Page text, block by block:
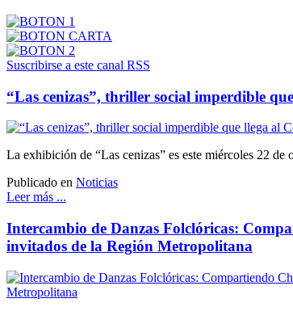
Suscribirse a este canal RSS
“Las cenizas”, thriller social imperdible
La exhibición de “Las cenizas” es este miércoles 22
Publicado en Noticias
Leer más ...
Intercambio de Danzas Folclóricas:
invitados de la Región Metropolitana